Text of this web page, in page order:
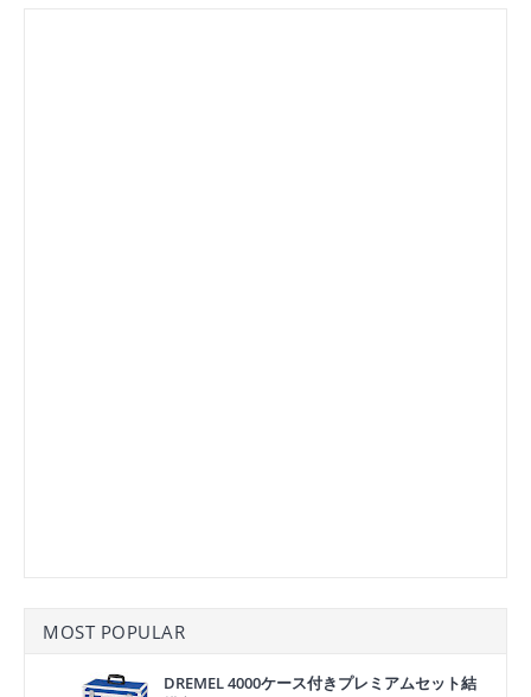
MOST POPULAR
DREMEL 4000ケース付きプレミアムセット結